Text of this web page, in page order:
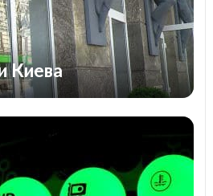
Киева